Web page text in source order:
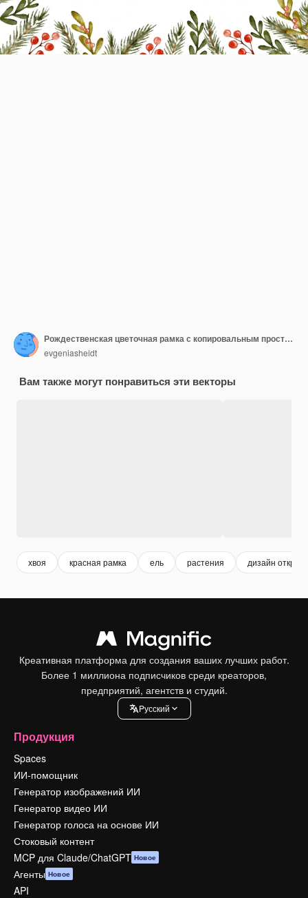
Рождественская цветочная рамка с копировальным пространством акварельный шаблон голубые ягоды елка ветвь дерева
evgeniasheidt
Вам также могут понравиться эти векторы
хвоя красная рамка ель растения дизайн
Креативная платформа для создания ваших лучших работ.
Более 1 миллиона подписчиков среди креаторов,
предприятий, агентств и студий.
Pусский
Продукция
Spaces
ИИ-помощник
Генератор изображений ИИ
Генератор видео ИИ
Генератор голоса на основе ИИ
Стоковый контент
MCP для Claude/ChatGPT Новое
Агенты Новое
API